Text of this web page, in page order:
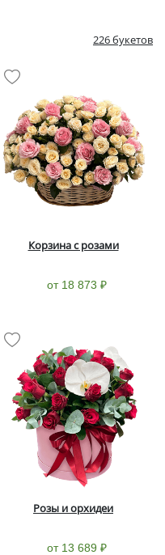
226 букетов
Корзина с розами
от 18 873 ₽
Розы и орхидеи
от 13 689 ₽